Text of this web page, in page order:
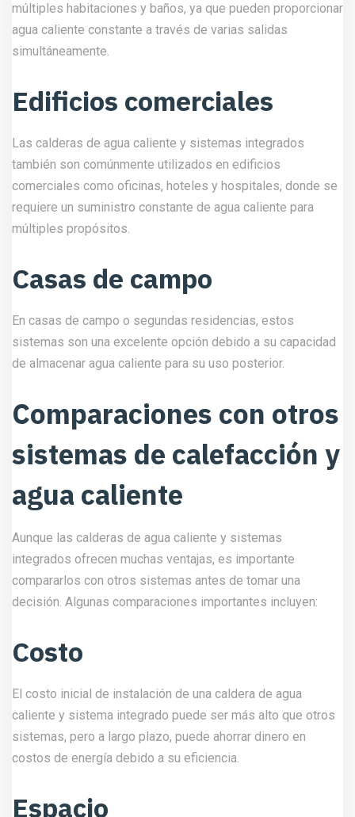
múltiples habitaciones y baños, ya que pueden proporcionar
agua caliente constante a través de varias salidas
simultáneamente.
Edificios comerciales
Las calderas de agua caliente y sistemas integrados
también son comúnmente utilizados en edificios
comerciales como oficinas, hoteles y hospitales, donde se
requiere un suministro constante de agua caliente para
múltiples propósitos.
Casas de campo
En casas de campo o segundas residencias, estos
sistemas son una excelente opción debido a su capacidad
de almacenar agua caliente para su uso posterior.
Comparaciones con otros
sistemas de calefacción y
agua caliente
Aunque las calderas de agua caliente y sistemas
integrados ofrecen muchas ventajas, es importante
compararlos con otros sistemas antes de tomar una
decisión. Algunas comparaciones importantes incluyen:
Costo
El costo inicial de instalación de una caldera de agua
caliente y sistema integrado puede ser más alto que otros
sistemas, pero a largo plazo, puede ahorrar dinero en
costos de energía debido a su eficiencia.
Espacio